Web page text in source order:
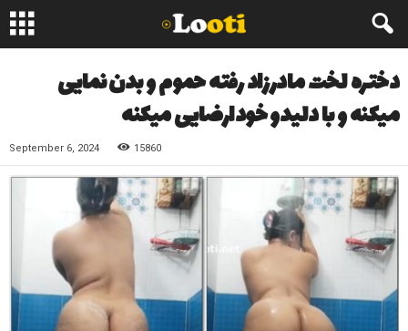
دختره لخت مادرزاد رفته حموم و بدن نمایی
میکنه و با دلیدو خودارضایی میکنه
September 6, 2024 15860